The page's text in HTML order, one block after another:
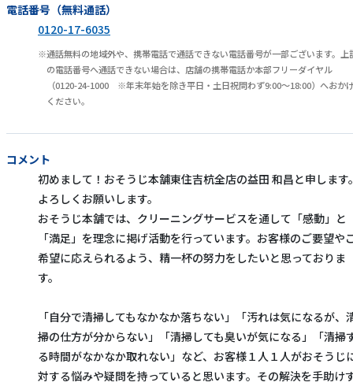
電話番号（無料通話）
0120-17-6035
通話無料の地域外や、携帯電話で通話できない電話番号が一部ございます。上
の電話番号へ通話できない場合は、店舗の携帯電話か本部フリーダイヤル
（0120-24-1000 ※年末年始を除き平日・土日祝問わず9:00～18:00）へおか
ください。
コメント
初めまして！おそうじ本舗東住吉杭全店の益田 和昌と申します
よろしくお願いします。
おそうじ本舗では、クリーニングサービスを通して「感動」と
「満足」を理念に掲げ活動を行っています。お客様のご要望や
希望に応えられるよう、精一杯の努力をしたいと思っておりま
す。
「自分で清掃してもなかなか落ちない」「汚れは気になるが、
掃の仕方が分からない」「清掃しても臭いが気になる」「清掃
る時間がなかなか取れない」など、お客様１人１人がおそうじ
対する悩みや疑問を持っていると思います。その解決を手助け